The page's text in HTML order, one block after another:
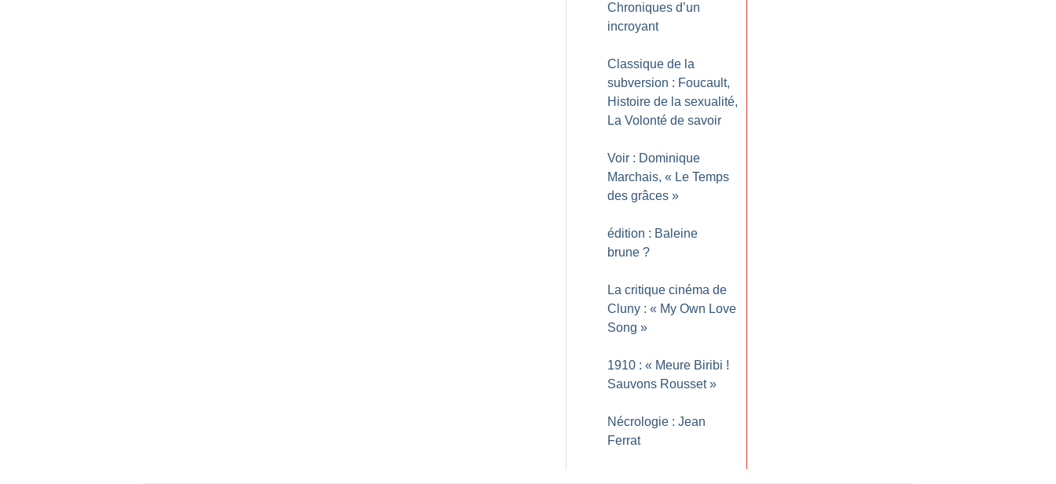
Chroniques d’un
incroyant
Classique de la
subversion : Foucault,
Histoire de la sexualité,
La Volonté de savoir
Voir : Dominique
Marchais, « Le Temps
des grâces »
édition : Baleine
brune ?
La critique cinéma de
Cluny : « My Own Love
Song »
1910 : « Meure Biribi !
Sauvons Rousset »
Nécrologie : Jean
Ferrat